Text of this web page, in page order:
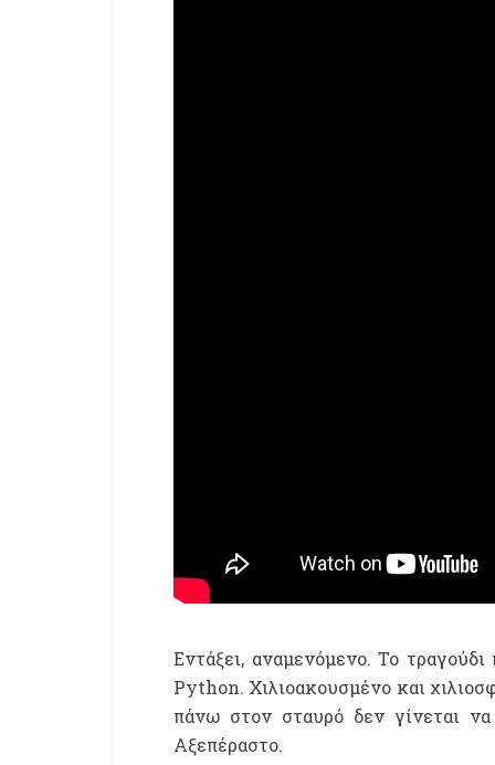
Εντάξει, αναμενόμενο. Το
Python. Χιλιοακουσμένο και
πάνω στον σταυρό δεν γίνεται
Αξεπέραστο.